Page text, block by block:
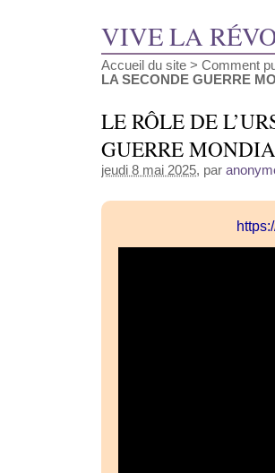
VIVE LA
Accueil du site > Comment
LA SECONDE GUERRE
LE RÔLE DE
GUERRE
jeudi 8 mai 2025, par